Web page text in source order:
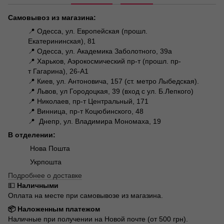
Самовывоз из магазина:
📍 Одесса, ул. Европейская (прошл.
Екатерининская), 81
📍 Одесса, ул. Академика Заболотного, 39а
📍 Харьков, Аэрокосмический пр-т (прошл. пр-
т Гагарина), 26-А1
📍 Киев, ул. Антоновича, 157 (ст. метро Лыбедская).
📍 Львов, ул Городоцкая, 39 (вход с ул. Б.Лепкого)
📍 Николаев, пр-т Центральный, 171
📍 Винница, пр-т Коцюбинского, 48
📍 Днепр, ул. Владимира Мономаха, 19
В отделении:
Нова Пошта
Укрпошта
Подробнее о доставке
💵 Наличными
Оплата на месте при самовывозе из магазина.
📦 Наложенным платежом
Наличные при получении на Новой почте (от 500 грн).